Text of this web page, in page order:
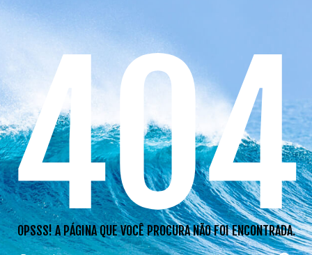
404
OPSSS! A PÁGINA QUE VOCÊ PROCURA NÃO FOI ENCONTRADA.